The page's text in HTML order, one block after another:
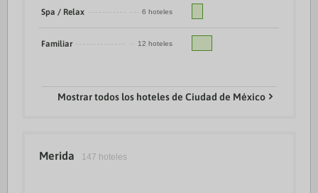
Spa / Relax 6 hoteles
Familiar 12 hoteles
Mostrar todos los hoteles de Ciudad de México
Merida 147 hoteles